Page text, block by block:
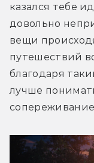
казался тебе
довольно
вещи
путешествий
благодаря
лучше